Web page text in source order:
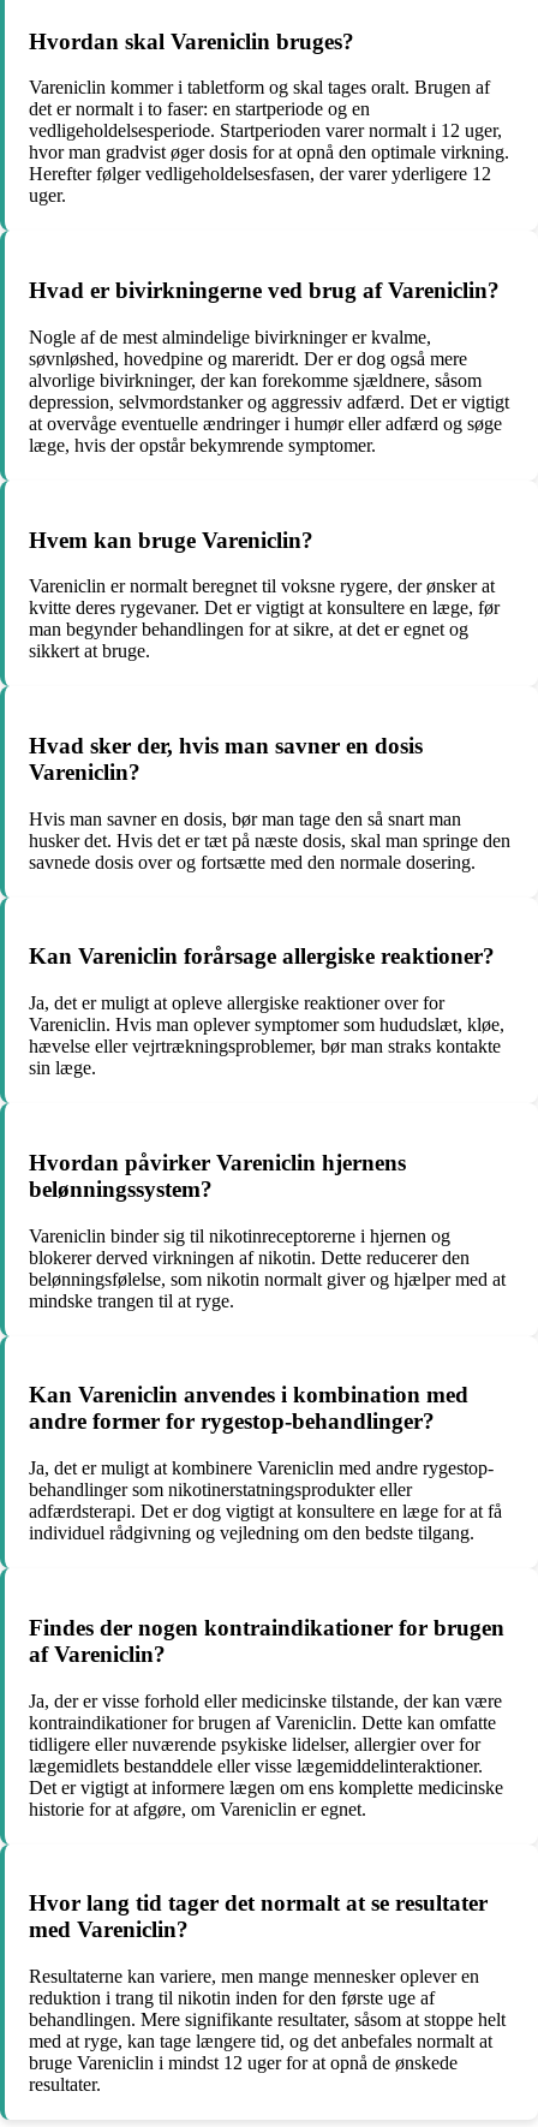
Hvordan skal Vareniclin bruges?
Vareniclin kommer i tabletform og skal tages oralt. Brugen af
det er normalt i to faser: en startperiode og en
vedligeholdelsesperiode. Startperioden varer normalt i 12 uger,
hvor man gradvist øger dosis for at opnå den optimale virkning.
Herefter følger vedligeholdelsesfasen, der varer yderligere 12
uger.
Hvad er bivirkningerne ved brug af Vareniclin?
Nogle af de mest almindelige bivirkninger er kvalme,
søvnløshed, hovedpine og mareridt. Der er dog også mere
alvorlige bivirkninger, der kan forekomme sjældnere, såsom
depression, selvmordstanker og aggressiv adfærd. Det er vigtigt
at overvåge eventuelle ændringer i humør eller adfærd og søge
læge, hvis der opstår bekymrende symptomer.
Hvem kan bruge Vareniclin?
Vareniclin er normalt beregnet til voksne rygere, der ønsker at
kvitte deres rygevaner. Det er vigtigt at konsultere en læge, før
man begynder behandlingen for at sikre, at det er egnet og
sikkert at bruge.
Hvad sker der, hvis man savner en dosis
Vareniclin?
Hvis man savner en dosis, bør man tage den så snart man
husker det. Hvis det er tæt på næste dosis, skal man springe den
savnede dosis over og fortsætte med den normale dosering.
Kan Vareniclin forårsage allergiske reaktioner?
Ja, det er muligt at opleve allergiske reaktioner over for
Vareniclin. Hvis man oplever symptomer som hududslæt, kløe,
hævelse eller vejrtrækningsproblemer, bør man straks kontakte
sin læge.
Hvordan påvirker Vareniclin hjernens
belønningssystem?
Vareniclin binder sig til nikotinreceptorerne i hjernen og
blokerer derved virkningen af nikotin. Dette reducerer den
belønningsfølelse, som nikotin normalt giver og hjælper med at
mindske trangen til at ryge.
Kan Vareniclin anvendes i kombination med
andre former for rygestop-behandlinger?
Ja, det er muligt at kombinere Vareniclin med andre rygestop-
behandlinger som nikotinerstatningsprodukter eller
adfærdsterapi. Det er dog vigtigt at konsultere en læge for at få
individuel rådgivning og vejledning om den bedste tilgang.
Findes der nogen kontraindikationer for brugen
af Vareniclin?
Ja, der er visse forhold eller medicinske tilstande, der kan være
kontraindikationer for brugen af Vareniclin. Dette kan omfatte
tidligere eller nuværende psykiske lidelser, allergier over for
lægemidlets bestanddele eller visse lægemiddelinteraktioner.
Det er vigtigt at informere lægen om ens komplette medicinske
historie for at afgøre, om Vareniclin er egnet.
Hvor lang tid tager det normalt at se resultater
med Vareniclin?
Resultaterne kan variere, men mange mennesker oplever en
reduktion i trang til nikotin inden for den første uge af
behandlingen. Mere signifikante resultater, såsom at stoppe helt
med at ryge, kan tage længere tid, og det anbefales normalt at
bruge Vareniclin i mindst 12 uger for at opnå de ønskede
resultater.